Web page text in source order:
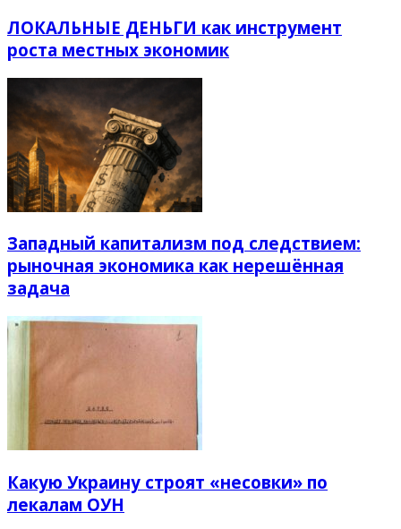
ЛОКАЛЬНЫЕ ДЕНЬГИ как инструмент
роста местных экономик
Западный капитализм под следствием:
рыночная экономика как нерешённая
задача
Какую Украину строят «несовки» по
лекалам ОУН